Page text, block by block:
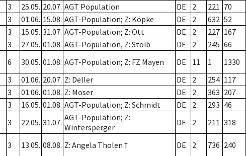
3 25.05. 20.07. AGT Population DE 2 221 70
3 01.06. 15.08. AGT-Population; Z: Köpke DE 2 632 52
3 15.05. 31.07. AGT-Population; Z: Ott DE 2 227 167
3 27.05. 01.08. AGT-Population, Z: Stoib DE 2 245 66
6 30.05. 01.08. AGT-Population; Z: FZ Mayen DE 11 1 1330
3 01.06. 20.07. Z: Deller DE 2 254 117
3 01.06. 01.08. Z: Moser DE 2 363 207
3 16.05. 01.08. AGT-Population; Z: Schmidt DE 2 293 46
3 22.05. 31.07. AGT-Population; Z:
Wintersperger
DE 2 211 318
3 13.05. 08.08. Z: Angela Tholen † DE 2 736 240